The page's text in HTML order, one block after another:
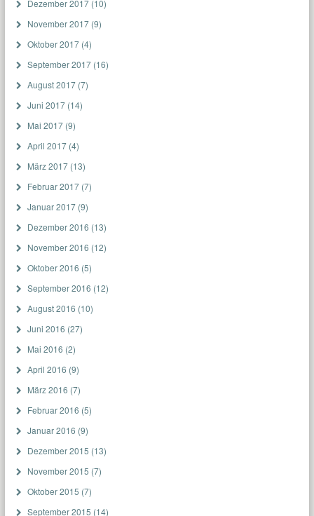
Dezember 2017(10)
November 2017(9)
Oktober 2017(4)
September 2017(16)
August 2017(7)
Juni 2017(14)
Mai 2017(9)
April 2017(4)
März 2017(13)
Februar 2017(7)
Januar 2017(9)
Dezember 2016 (13)
November 2016 (12)
Oktober 2016 (5)
September 2016 (12)
August 2016 (10)
Juni 2016 (27)
Mai 2016 (2)
April 2016 (9)
März 2016 (7)
Februar 2016 (5)
Januar 2016 (9)
Dezember 2015 (13)
November 2015 (7)
Oktober 2015 (7)
September 2015 (14)